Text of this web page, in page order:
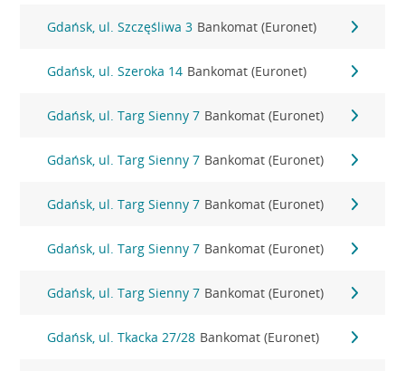
Gdańsk, ul. Szczęśliwa 3 Bankomat (Euronet)
Gdańsk, ul. Szeroka 14 Bankomat (Euronet)
Gdańsk, ul. Targ Sienny 7 Bankomat (Euronet)
Gdańsk, ul. Targ Sienny 7 Bankomat (Euronet)
Gdańsk, ul. Targ Sienny 7 Bankomat (Euronet)
Gdańsk, ul. Targ Sienny 7 Bankomat (Euronet)
Gdańsk, ul. Targ Sienny 7 Bankomat (Euronet)
Gdańsk, ul. Tkacka 27/28 Bankomat (Euronet)